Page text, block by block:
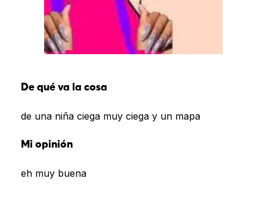
De qué va la cosa
de una niña ciega muy ciega y un mapa
Mi opinión
eh muy buena